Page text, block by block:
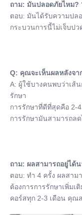
ถาม: มันปลอดภัยไหม?
ตอบ: มันได้รับความปล
กระบวนการนี้ไม่เจ็บป
Q: คุณจะเห็นผลหลังจ
A: ผู้ใช้บางคนพบว่าเส้
รักษา
การรักษาที่ดีที่สุดคือ 2-
การรักษามันสามารถล
ถาม: ผลสามารถอยู่ได้
ตอบ: ทํา 4 ครั้ง ผลสาม
ต้องการการรักษาเพิ่มเ
คอร์สทุก 2-3 เดือน คุณ